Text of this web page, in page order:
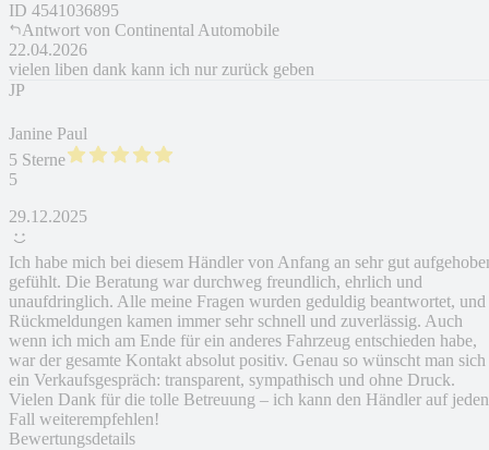
ID 4541036895
Antwort von Continental Automobile
22.04.2026
vielen liben dank kann ich nur zurück geben
JP
Janine Paul
5 Sterne
5
29.12.2025
Ich habe mich bei diesem Händler von Anfang an sehr gut
gefühlt. Die Beratung war durchweg freundlich, ehrlich und
unaufdringlich. Alle meine Fragen wurden geduldig beantwortet, und
Rückmeldungen kamen immer sehr schnell und zuverlässig. Auch
wenn ich mich am Ende für ein anderes Fahrzeug entschieden habe,
war der gesamte Kontakt absolut positiv. Genau so wünscht man sich
ein Verkaufsgespräch: transparent, sympathisch und ohne Druck.
Vielen Dank für die tolle Betreuung – ich kann den Händler auf jeden
Fall weiterempfehlen!
Bewertungsdetails